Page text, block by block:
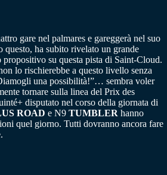
gare nel palmares e gareggerà nel suo
ha subito rivelato un grande
propositivo su questa pista di Saint-Cloud.
lo rischierebbe a questo livello senza
una possibilità!”… sembra voler
tornare sulla linea del Prix des
disputato nel corso della giornata di
ROAD e N9 TUMBLER hanno
quel giorno. Tutti dovranno ancora fare